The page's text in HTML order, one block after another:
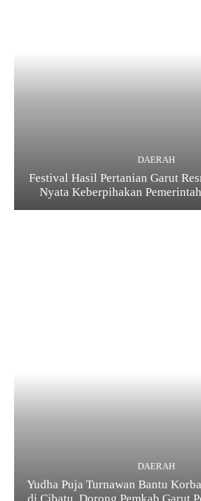
DAERAH
Festival Hasil Pertanian Garut
Nyata Keberpihakan
DAERAH
Yudha Puja Turnawan Bantu
di Cibatu, Dorong Pemkab Garut